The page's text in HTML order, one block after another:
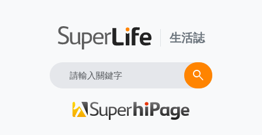
生活誌
Search search